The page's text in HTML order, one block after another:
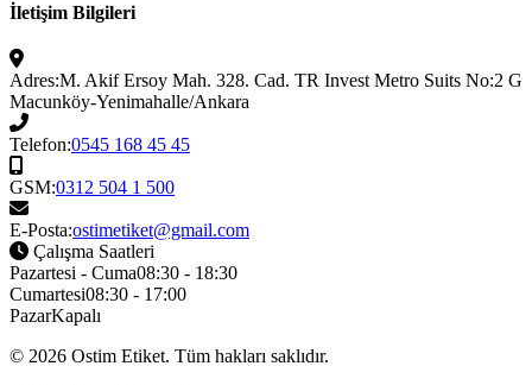
İletişim Bilgileri
Adres:M. Akif Ersoy Mah. 328. Cad. TR Invest Metro Suits No:2 G
Macunköy-Yenimahalle/Ankara
Telefon:0545 168 45 45
GSM:0312 504 1 500
E-Posta:ostimetiket@gmail.com
Çalışma Saatleri
Pazartesi - Cuma08:30 - 18:30
Cumartesi08:30 - 17:00
PazarKapalı
© 2026 Ostim Etiket. Tüm hakları saklıdır.